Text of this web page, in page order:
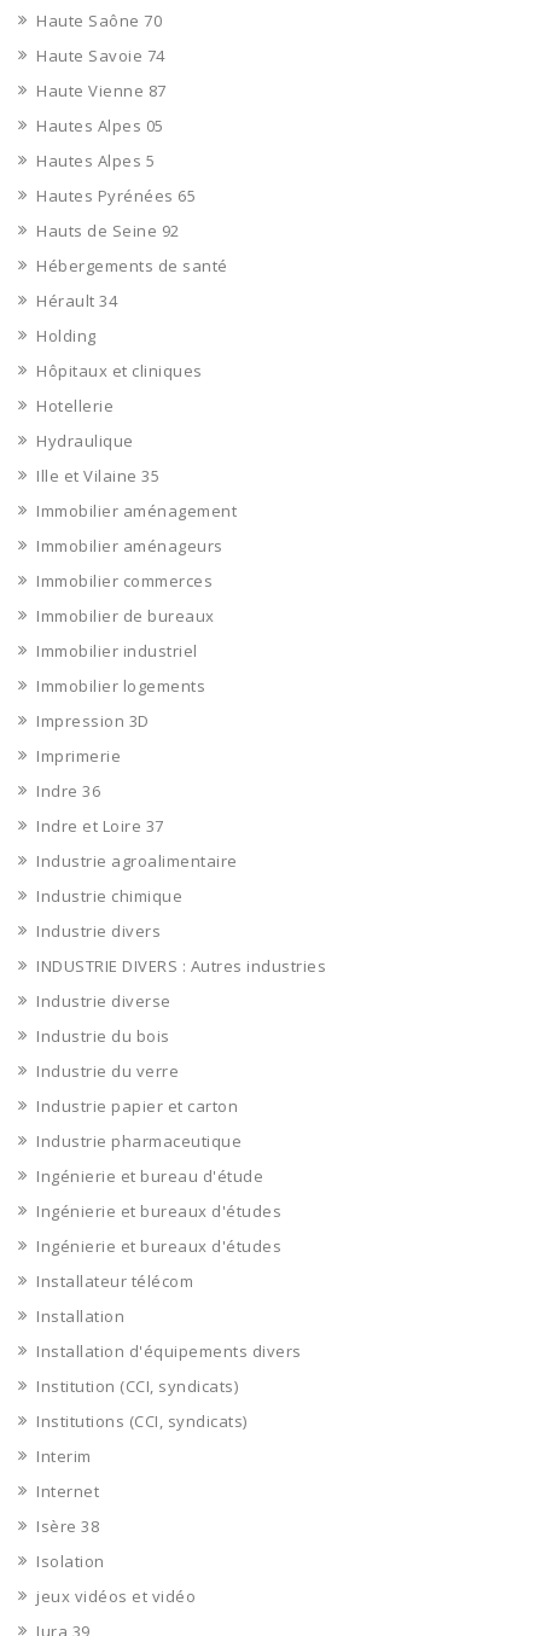
Haute Saône 70
Haute Savoie 74
Haute Vienne 87
Hautes Alpes 05
Hautes Alpes 5
Hautes Pyrénées 65
Hauts de Seine 92
Hébergements de santé
Hérault 34
Holding
Hôpitaux et cliniques
Hotellerie
Hydraulique
Ille et Vilaine 35
Immobilier aménagement
Immobilier aménageurs
Immobilier commerces
Immobilier de bureaux
Immobilier industriel
Immobilier logements
Impression 3D
Imprimerie
Indre 36
Indre et Loire 37
Industrie agroalimentaire
Industrie chimique
Industrie divers
INDUSTRIE DIVERS : Autres industries
Industrie diverse
Industrie du bois
Industrie du verre
Industrie papier et carton
Industrie pharmaceutique
Ingénierie et bureau d'étude
Ingénierie et bureaux d'études
Ingénierie et bureaux d'études
Installateur télécom
Installation
Installation d'équipements divers
Institution (CCI, syndicats)
Institutions (CCI, syndicats)
Interim
Internet
Isère 38
Isolation
jeux vidéos et vidéo
Jura 39